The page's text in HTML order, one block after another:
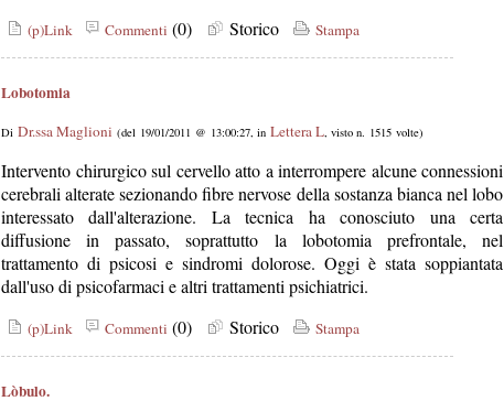
(p)Link Commenti (0) Storico Stampa
Lobotomia
Di Dr.ssa Maglioni (del 19/01/2011 @ 13:00:27, in Lettera L, visto n. 1515 volte)
Intervento chirurgico sul cervello atto a interrompere alcune connessioni
cerebrali alterate sezionando fibre nervose della sostanza bianca nel lobo
interessato dall'alterazione. La tecnica ha conosciuto una certa
diffusione in passato, soprattutto la lobotomia prefrontale, nel
trattamento di psicosi e sindromi dolorose. Oggi è stata soppiantata
dall'uso di psicofarmaci e altri trattamenti psichiatrici.
(p)Link Commenti (0) Storico Stampa
Lòbulo.